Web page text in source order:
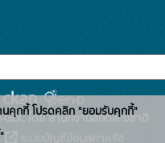
GDC โดย สำนักงานสถิติแห่งชาติ
นคุกกี้ โปรดคลิก "ยอมรับคุกกี้"